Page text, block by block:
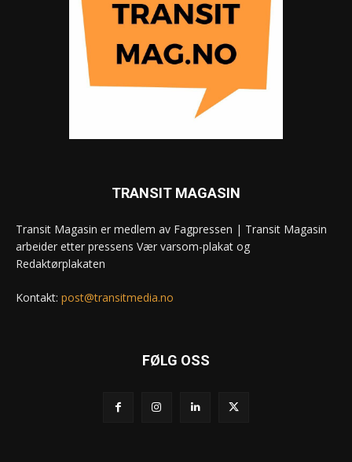
TRANSIT MAGASIN
Transit Magasin er medlem av Fagpressen | Transit Magasin
arbeider etter pressens Vær varsom-plakat og
Redaktørplakaten
Kontakt: post@transitmedia.no
FØLG OSS